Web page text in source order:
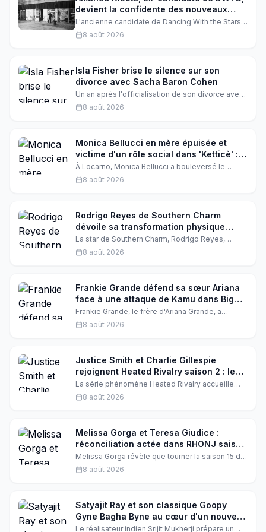
devient la confidente des nouveaux
candidats
L'ancienne candidate de Dancing With the Stars,
Amanda Kloots, révèle que les nouveaux
candidats la contactent chaque année pour lui
de mentor bienveillant au sein de la franchise.
8 août 2026
Isla Fisher brise le silence sur son
divorce avec Sacha Baron Cohen
Un an après l'officialisation de son divorce avec
Sacha Baron Cohen, Isla Fisher se confie sur sa
nouvelle vie. L'actrice révèle comment elle a
8 août 2026
Monica Bellucci en mère épuisée et
victime d'un rôle social dans 'Ketticè' :
ses confidences à Locarno
À Locarno, Monica Bellucci a bouleversé le
public en évoquant son personnage de mère qui
crie et a oublié sa féminité. L'actrice italienne a
8 août 2026
Rodrigo Reyes de Southern Charm
dévoile sa transformation physique
spectaculaire en 4 ans
La star de Southern Charm, Rodrigo Reyes,
partage des photos avant/après de son
incroyable perte de poids sur quatre ans. Un
8 août 2026
Frankie Grande défend sa sœur Ariana
face à une attaque de Kamu dans Big
Brother
Frankie Grande, le frère d'Ariana Grande, a
répondu avec fougue à Kamu Kirk, candidate de
Big Brother, après que celle-ci a critiqué la
8 août 2026
Justice Smith et Charlie Gillespie
rejoignent Heated Rivalry saison 2 : le
duo qui va enflammer la série
La série phénomène Heated Rivalry accueille
deux nouveaux venus de choc : Justice Smith et
Charlie Gillespie. Les deux acteurs intègrent le
promet des étincelles dans la cottage.
8 août 2026
Melissa Gorga et Teresa Giudice :
réconciliation actée dans RHONJ saison
15
Melissa Gorga révèle que tourner la saison 15 de
Real Housewives of New Jersey avec Teresa
Giudice a été « incroyable ». Après des années
dynamique familiale à l'écran.
8 août 2026
Satyajit Ray et son classique Goopy
Gyne Bagha Byne au cœur d'un nouveau
film de Srijit Mukherji
Le réalisateur indien Srijit Mukherji prépare un